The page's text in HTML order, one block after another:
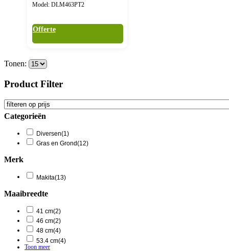
Model: DLM463PT2
Offerte
Tonen:
Product Filter
Categorieën
Diversen(1)
Gras en Grond(12)
Merk
Makita(13)
Maaibreedte
41 cm(2)
46 cm(2)
48 cm(4)
53.4 cm(4)
Toon meer